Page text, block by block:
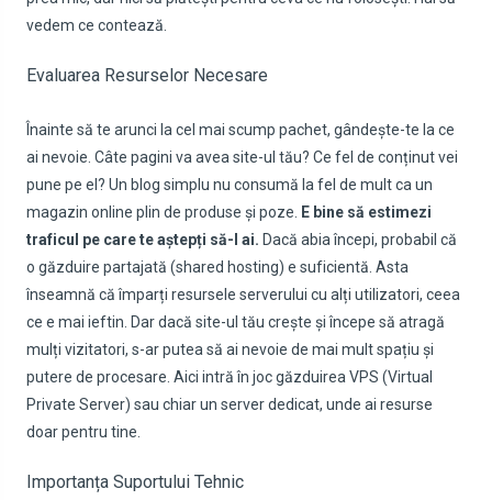
vedem ce contează.
Evaluarea Resurselor Necesare
Înainte să te arunci la cel mai scump pachet, gândește-te la ce
ai nevoie. Câte pagini va avea site-ul tău? Ce fel de conținut vei
pune pe el? Un blog simplu nu consumă la fel de mult ca un
magazin online plin de produse și poze.
E bine să estimezi
traficul pe care te aștepți să-l ai. Dacă abia începi, probabil că
o găzduire partajată (shared hosting) e suficientă. Asta
înseamnă că împarți resursele serverului cu alți utilizatori, ceea
ce e mai ieftin. Dar dacă site-ul tău crește și începe să atragă
mulți vizitatori, s-ar putea să ai nevoie de mai mult spațiu și
putere de procesare. Aici intră în joc găzduirea VPS (Virtual
Private Server) sau chiar un server dedicat, unde ai resurse
doar pentru tine.
Importanța Suportului Tehnic